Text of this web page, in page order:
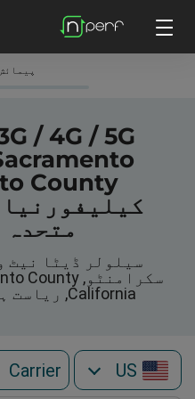
متحدہ
California, ریاست ہائے متحدہ امریکہ
US